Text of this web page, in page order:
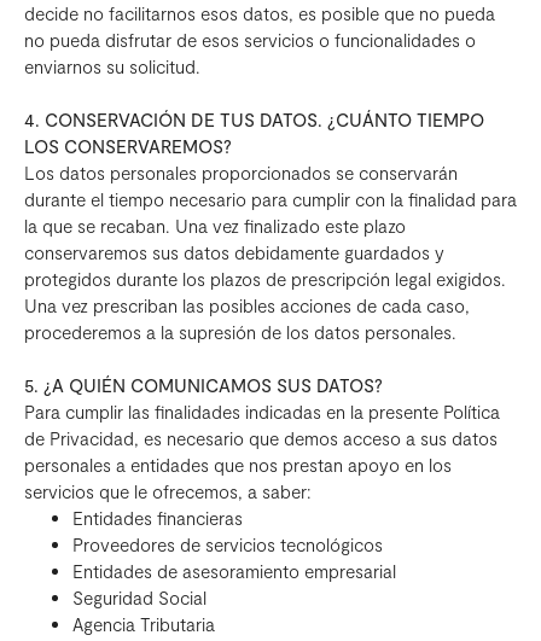
decide no facilitarnos esos datos, es posible que no pueda
no pueda disfrutar de esos servicios o funcionalidades o
enviarnos su solicitud.
4. CONSERVACIÓN DE TUS DATOS. ¿CUÁNTO TIEMPO
LOS CONSERVAREMOS?
Los datos personales proporcionados se conservarán
durante el tiempo necesario para cumplir con la finalidad para
la que se recaban. Una vez finalizado este plazo
conservaremos sus datos debidamente guardados y
protegidos durante los plazos de prescripción legal exigidos.
Una vez prescriban las posibles acciones de cada caso,
procederemos a la supresión de los datos personales.
5. ¿A QUIÉN COMUNICAMOS SUS DATOS?
Para cumplir las finalidades indicadas en la presente Política
de Privacidad, es necesario que demos acceso a sus datos
personales a entidades que nos prestan apoyo en los
servicios que le ofrecemos, a saber:
Entidades financieras
Proveedores de servicios tecnológicos
Entidades de asesoramiento empresarial
Seguridad Social
Agencia Tributaria